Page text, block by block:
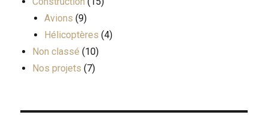
Avions (9)
Hélicoptères (4)
Non classé (10)
Nos projets (7)